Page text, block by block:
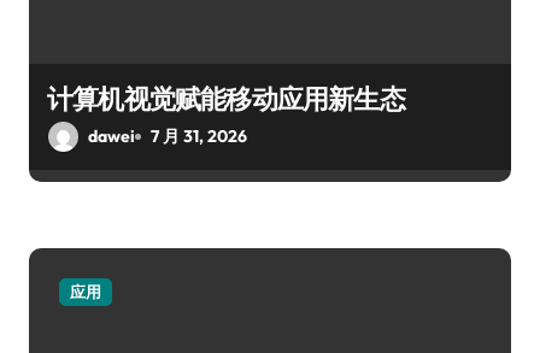
计算机视觉赋能移动应用新生态
dawei 7 月 31, 2026
应用